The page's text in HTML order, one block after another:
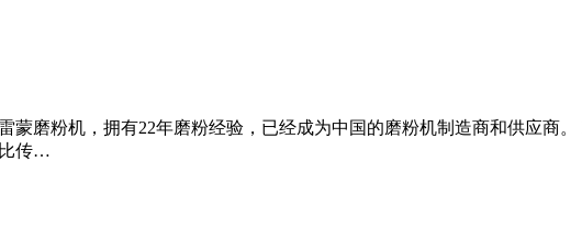
蒙磨粉机，拥有22年磨粉经验，已经成为中国的磨粉机制造商和供应商
传…